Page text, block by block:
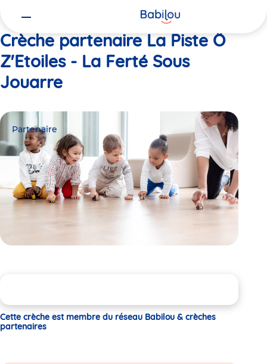
Crèche partenaire La Piste Ô
Z'Etoiles - La Ferté Sous
Jouarre
Partenaire
Cette crèche est membre du réseau Babilou & crèches
partenaires